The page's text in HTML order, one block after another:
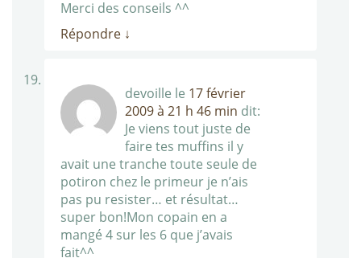
Merci des conseils ^^
Répondre ↓
devoille le 17 février
2009 à 21 h 46 min dit:
Je viens tout juste de
faire tes muffins il y
avait une tranche toute seule de
potiron chez le primeur je n’ais
pas pu resister… et résultat…
super bon!Mon copain en a
mangé 4 sur les 6 que j’avais
fait^^